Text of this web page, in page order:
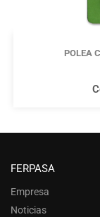
POLEA
FERPASA
Empresa
Noticias